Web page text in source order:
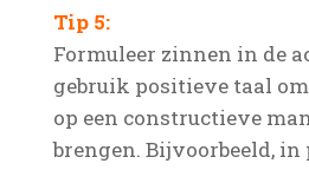
Tip 5:
Formuleer zinnen in de
gebruik positieve taal
op een constructieve
brengen. Bijvoorbeeld,